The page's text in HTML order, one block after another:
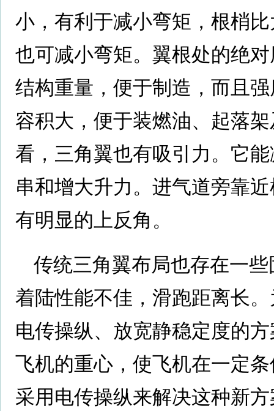
小，有利于减小弯矩，根梢
也可减小弯矩。翼根处的绝
结构重量，便于制造，而且
容积大，便于装燃油、起落
看，三角翼也有吸引力。它
串和增大升力。进气道旁靠
有明显的上反角。
传统三角翼布局也存在一
着陆性能不佳，滑跑距离长
电传操纵、放宽静稳定度的
飞机的重心，使飞机在一定
采用电传操纵来解决这种新